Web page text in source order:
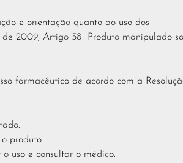
e orientação quanto ao uso dos
de 2009, Artigo 58 Produto manipulado
farmacêutico de acordo com a
produto.
uso e consultar o médico.